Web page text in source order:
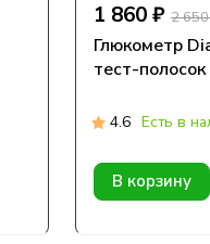
1 860 ₽ 2
Глюкометр
тест-
4.6 Есть в
В корзину